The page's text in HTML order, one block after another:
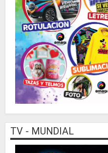
TV - MUNDIAL